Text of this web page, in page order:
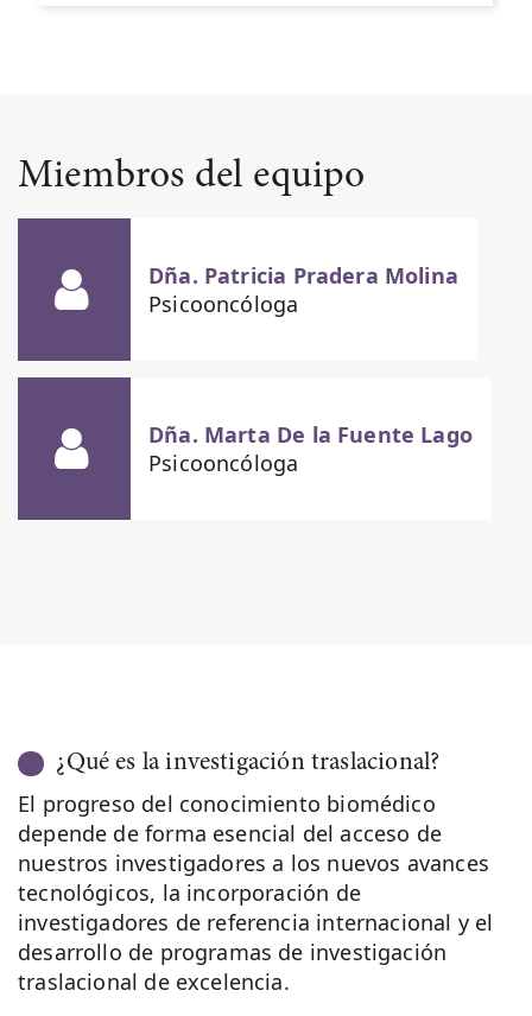
Miembros del equipo
Dña. Patricia Pradera Molina
Psicooncóloga
Dña. Marta De la Fuente Lago
Psicooncóloga
¿Qué es la investigación traslacional?
El progreso del conocimiento biomédico
depende de forma esencial del acceso de
nuestros investigadores a los nuevos avances
tecnológicos, la incorporación de
investigadores de referencia internacional y el
desarrollo de programas de investigación
traslacional de excelencia.